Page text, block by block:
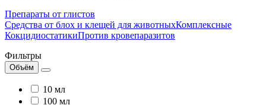
Препараты от глистов
Средства от блох и клещей для животныхКомплексные
КокцидиостатикиПротив кровепаразитов
Фильтры
Объём
10 мл
100 мл